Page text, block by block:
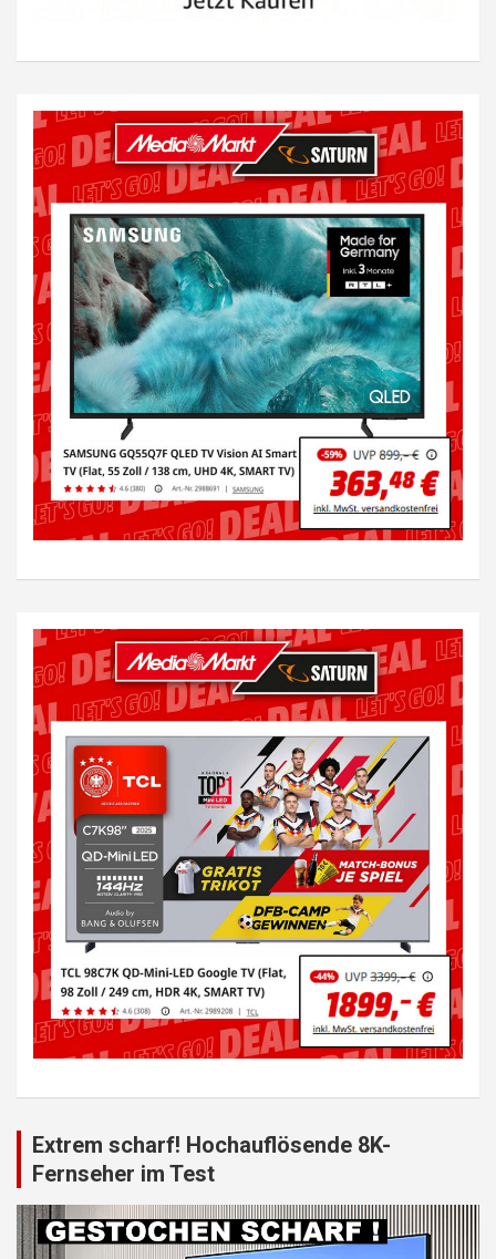
Extrem scharf! Hochauflösende 8K-
Fernseher im Test